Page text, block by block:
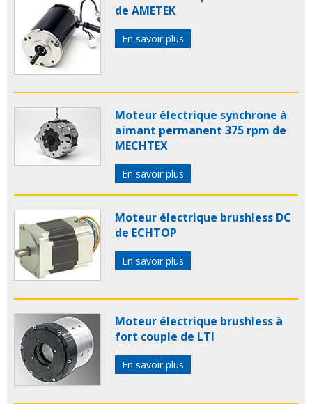
de AMETEK
En savoir plus
Moteur électrique synchrone à
aimant permanent 375 rpm de
MECHTEX
En savoir plus
Moteur électrique brushless DC
de ECHTOP
En savoir plus
Moteur électrique brushless à
fort couple de LTI
En savoir plus